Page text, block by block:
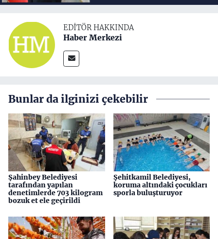
EDITÖR HAKKINDA
Haber Merkezi
Bunlar da ilginizi çekebilir
Şahinbey Belediyesi
tarafından yapılan
denetimlerde 703 kilogram
bozuk et ele geçirildi
Şehitkamil Belediyesi,
koruma altındaki çocukları
sporla buluşturuyor